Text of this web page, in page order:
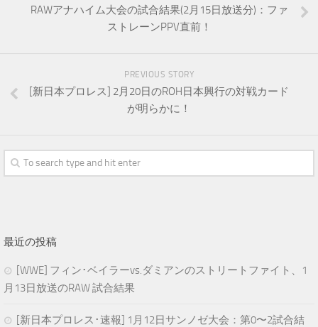
RAWアナハイム大会の試合結果(2月15日放送分)：ファ
ストレーンPPV直前！
PREVIOUS STORY
[新日本プロレス] 2月20日のROH日本興行の対戦カード
が明らかに！
最近の投稿
[WWE] フィン･ベイラーvs.ダミアンのストリートファイト、1
月13日放送のRAW 試合結果
[新日本プロレス･速報] 1月12日サンノゼ大会：第0〜2試合結